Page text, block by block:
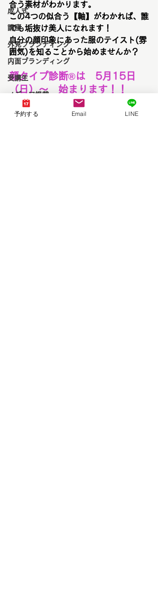
成人式
講座
外見ブランディング
内面ブランディング
受講生
メディア掲載
イベント出演
合う素材がわかります。
この4つの似合う【軸】がわかれば、誰
でも垢抜け美人になれます！
自分の顔印象にあった服のテイスト(雰
囲気)を知ることから始めませんか？
顔タイプ診断®︎は　5月15日
（日）〜　始まります！！
ご予約受付中♡↓
https://www.brandnewday-
予約する Email LINE